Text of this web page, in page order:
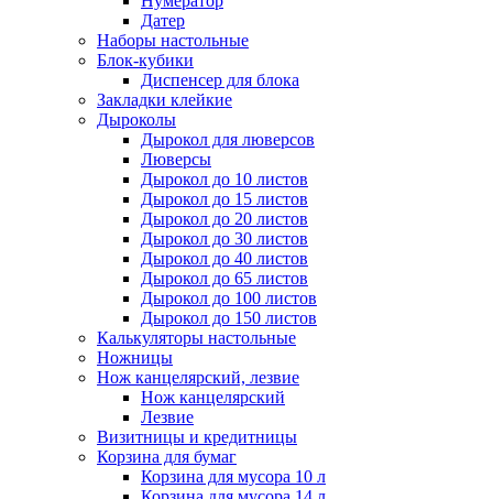
Датер
Наборы настольные
Блок-кубики
Диспенсер для блока
Закладки клейкие
Дыроколы
Дырокол для люверсов
Люверсы
Дырокол до 10 листов
Дырокол до 15 листов
Дырокол до 20 листов
Дырокол до 30 листов
Дырокол до 40 листов
Дырокол до 65 листов
Дырокол до 100 листов
Дырокол до 150 листов
Калькуляторы настольные
Ножницы
Нож канцелярский, лезвие
Нож канцелярский
Лезвие
Визитницы и кредитницы
Корзина для бумаг
Корзина для мусора 10 л